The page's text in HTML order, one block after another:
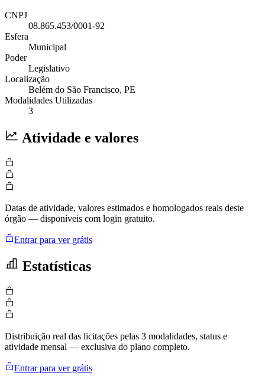
CNPJ
08.865.453/0001-92
Esfera
Municipal
Poder
Legislativo
Localização
Belém do São Francisco, PE
Modalidades Utilizadas
3
Atividade e valores
Datas de atividade, valores estimados e homologados reais deste
órgão — disponíveis com login gratuito.
Entrar para ver grátis
Estatísticas
Distribuição real das licitações pelas 3 modalidades, status e
atividade mensal — exclusiva do plano completo.
Entrar para ver grátis